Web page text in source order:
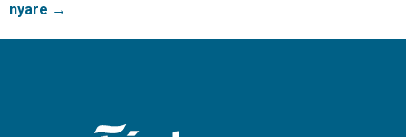
nyare →